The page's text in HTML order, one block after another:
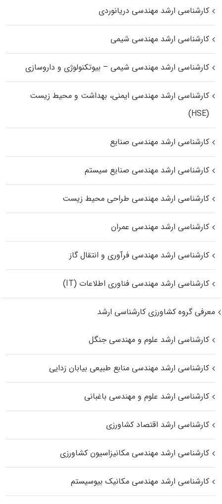
کارشناسی ارشد مهندسی دریانوردی
کارشناسی ارشد مهندسی شیمی
کارشناسی ارشد مهندسی شیمی – بیوتکنولوژی و داروسازی
کارشناسی ارشد مهندسی ایمنی، بهداشت و محیط زیست
(HSE)
کارشناسی ارشد مهندسی صنایع
کارشناسی ارشد مهندسی صنایع سیستم
کارشناسی ارشد مهندسی طراحی محیط زیست
کارشناسی ارشد مهندسی عمران
کارشناسی ارشد مهندسی فرآوری و انتقال گاز
کارشناسی ارشد مهندسی فناوری اطلاعات (IT)
معرفی گروه کشاورزی کارشناسی ارشد
کارشناسی ارشد علوم و مهندسی جنگل
کارشناسی ارشد مهندسی منابع طبیعی بیابان زدایی
کارشناسی ارشد علوم و مهندسی باغبانی
کارشناسی ارشد اقتصاد کشاورزی
کارشناسی ارشد مهندسی مکانیزاسیون کشاورزی
کارشناسی ارشد مهندسی مکانیک بیوسیستم